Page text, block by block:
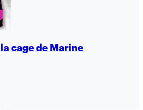
la cage de Marine